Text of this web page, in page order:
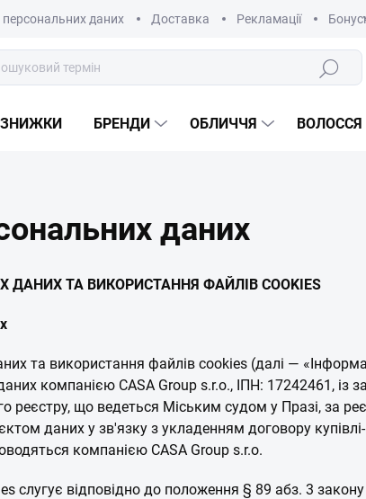
даних Доставка Рекламації
Пошук
ЗНИЖКИ БРЕНДИ ОБЛИЧЧЯ ВОЛОССЯ
даних
ТА ВИКОРИСТАННЯ ФАЙЛІВ COOKIES
та використання файлів cookies (далі —
компанією CASA Group s.r.o., ІПН: 17242461,
реєстру, що ведеться Міським судом у Празі, за
даних у зв'язку з укладенням договору
компанією CASA Group s.r.o.
слугує відповідно до положення § 89 абз. 3